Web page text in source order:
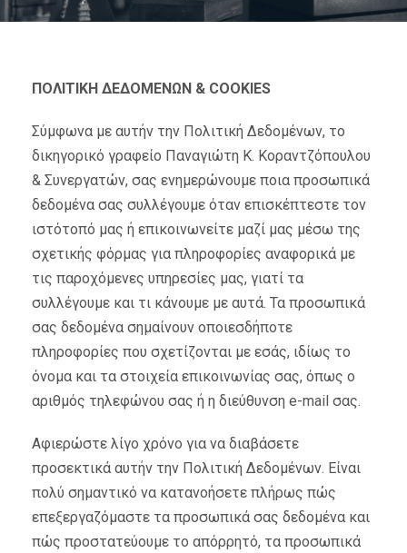
ΠΟΛΙΤΙΚΗ ΔΕΔΟΜΕΝΩΝ & COOKIES
Σύμφωνα με αυτήν την Πολιτική Δεδομένων, το
δικηγορικό γραφείο Παναγιώτη Κ. Κοραντζόπουλου
& Συνεργατών, σας ενημερώνουμε ποια προσωπικά
δεδομένα σας συλλέγουμε όταν επισκέπτεστε τον
ιστότοπό μας ή επικοινωνείτε μαζί μας μέσω της
σχετικής φόρμας για πληροφορίες αναφορικά με
τις παροχόμενες υπηρεσίες μας, γιατί τα
συλλέγουμε και τι κάνουμε με αυτά. Τα προσωπικά
σας δεδομένα σημαίνουν οποιεσδήποτε
πληροφορίες που σχετίζονται με εσάς, ιδίως το
όνομα και τα στοιχεία επικοινωνίας σας, όπως ο
αριθμός τηλεφώνου σας ή η διεύθυνση e-mail σας.
Αφιερώστε λίγο χρόνο για να διαβάσετε
προσεκτικά αυτήν την Πολιτική Δεδομένων. Είναι
πολύ σημαντικό να κατανοήσετε πλήρως πώς
επεξεργαζόμαστε τα προσωπικά σας δεδομένα και
πώς προστατεύουμε το απόρρητό, τα προσωπικά